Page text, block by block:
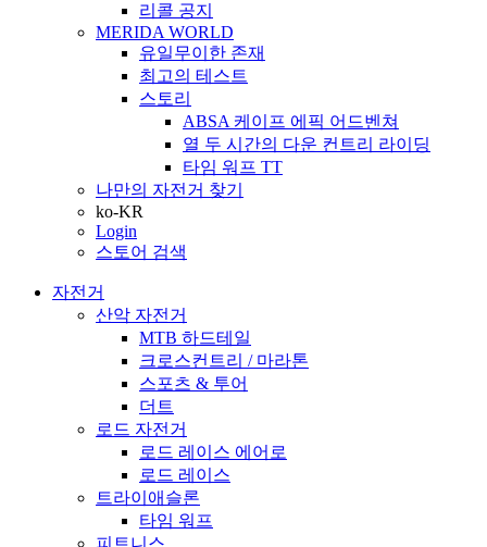
리콜 공지
MERIDA WORLD
유일무이한 존재
최고의 테스트
스토리
ABSA 케이프 에픽 어드벤쳐
열 두 시간의 다운 컨트리 라이딩
타임 워프 TT
나만의 자전거 찾기
ko-KR
Login
스토어 검색
자전거
산악 자전거
MTB 하드테일
크로스컨트리 / 마라톤
스포츠 & 투어
더트
로드 자전거
로드 레이스 에어로
로드 레이스
트라이애슬론
타임 워프
피트니스